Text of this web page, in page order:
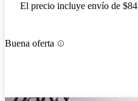
El precio incluye envío de $84
Buena oferta